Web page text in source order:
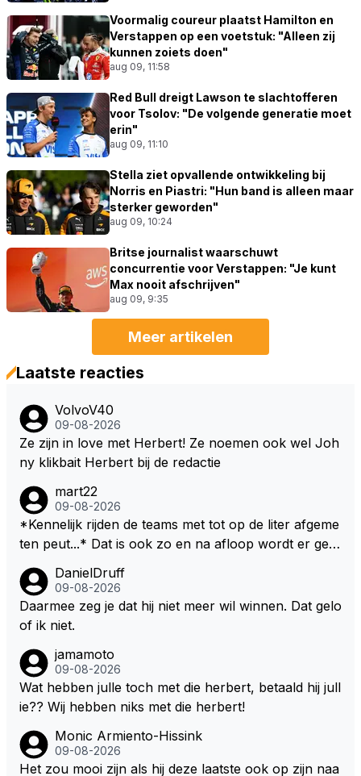
Voormalig coureur plaatst Hamilton en
Verstappen op een voetstuk: "Alleen zij
kunnen zoiets doen"
aug 09, 11:58
Red Bull dreigt Lawson te slachtofferen
voor Tsolov: "De volgende generatie moet
erin"
aug 09, 11:10
Stella ziet opvallende ontwikkeling bij
Norris en Piastri: "Hun band is alleen maar
sterker geworden"
aug 09, 10:24
Britse journalist waarschuwt
concurrentie voor Verstappen: "Je kunt
Max nooit afschrijven"
aug 09, 9:35
Meer artikelen
Laatste reacties
VolvoV40
09-08-2026
Ze zijn in love met Herbert! Ze noemen ook wel Joh
ny klikbait Herbert bij de redactie
mart22
09-08-2026
*Kennelijk rijden de teams met tot op de liter afgeme
ten peut...* Dat is ook zo en na afloop wordt er gec
zitten. Om die reden is Vettel ooit gediskwalificeerd. J
e hoort soms ook wel eens dat ze brandstoof moete
n sparen als de race engineer denkt dat ze die ene li
door die 1 liter te verhogen naar bijv. 5 liter en dan di
e ronden achter SC niet mee te tellen. Na x ronden
SC moet er na afloop niet nog 5 maar x liter inzitten.
DanielDruff
09-08-2026
Daarmee zeg je dat hij niet meer wil winnen. Dat gelo
of ik niet.
jamamoto
09-08-2026
Wat hebben julle toch met die herbert, betaald hij jull
ie?? Wij hebben niks met die herbert!
Monic Armiento-Hissink
09-08-2026
Het zou mooi zijn als hij deze laatste ook op zijn naa